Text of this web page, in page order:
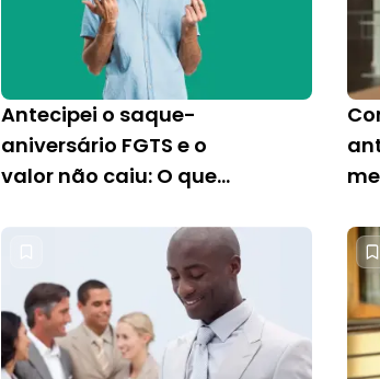
Antecipei o saque-
aniversário FGTS e o
valor não caiu: O que